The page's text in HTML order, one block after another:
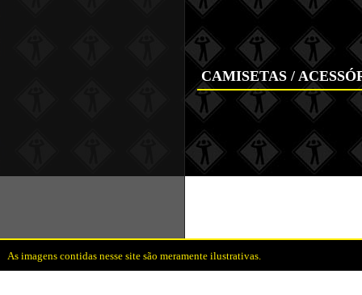
CAMISETAS /
As imagens contidas nesse site são meramente ilustrativas.